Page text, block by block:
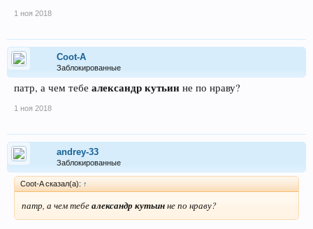
1 ноя 2018
Coot-A
Заблокированные
патр, а чем тебе александр кутьин не по нраву?
1 ноя 2018
andrey-33
Заблокированные
Coot-A сказал(а): ↑
патр, а чем тебеалександр кутьинне по нраву?